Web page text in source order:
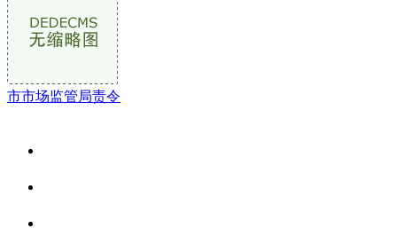
市市场监管局责令